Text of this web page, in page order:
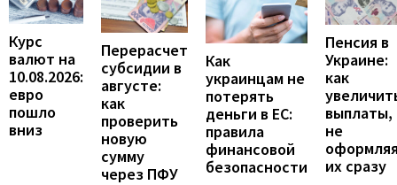
Курс
валют на
10.08.2026:
евро
пошло
вниз
Перерасчет
субсидии в
августе:
как
проверить
новую
сумму
через ПФУ
Как
украинцам не
потерять
деньги в ЕС:
правила
финансовой
безопасности
Пенсия в
Украине:
как
выплаты,
не
их сразу